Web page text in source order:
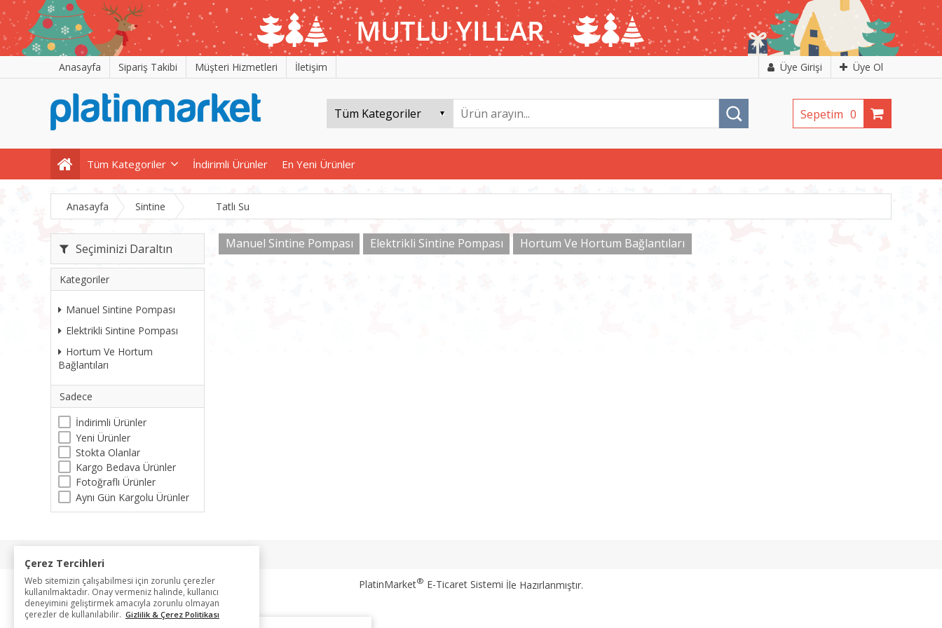
Anasayfa Sipariş Takibi Müşteri Hizmetleri İletişim Üye Girişi Üye Ol
Sepetim 0
Tüm Kategoriler İndirimli Ürünler En Yeni Ürünler
Anasayfa Sintine Tatlı Su
Seçiminizi Daraltın
Kategoriler
Manuel Sintine Pompası
Elektrikli Sintine Pompası
Hortum Ve Hortum
Bağlantıları
Sadece
İndirimli Ürünler
Yeni Ürünler
Stokta Olanlar
Kargo Bedava Ürünler
Fotoğraflı Ürünler
Aynı Gün Kargolu Ürünler
Manuel Sintine Pompası Elektrikli Sintine Pompası Hortum Ve Hortum Bağlantıları
Çerez Tercihleri
Web sitemizin çalışabilmesi için zorunlu çerezler
kullanılmaktadır. Onay vermeniz halinde, kullanıcı
deneyimini geliştirmek amacıyla zorunlu olmayan
çerezler de kullanılabilir. Gizlilik & Çerez Politikası
PlatinMarket® E-Ticaret Sistemi İle Hazırlanmıştır.